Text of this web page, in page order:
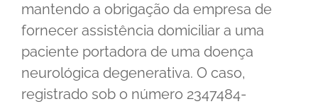
mantendo a obrigação da empresa de
fornecer assistência domiciliar a uma
paciente portadora de uma doença
neurológica degenerativa. O caso,
registrado sob o número 2347484-